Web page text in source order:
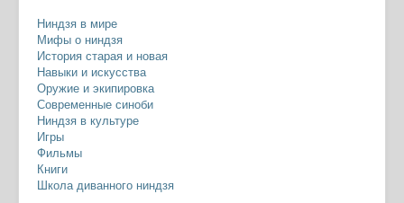
Ниндзя в мире
Мифы о ниндзя
История старая и новая
Навыки и искусства
Оружие и экипировка
Современные синоби
Ниндзя в культуре
Игры
Фильмы
Книги
Школа диванного ниндзя